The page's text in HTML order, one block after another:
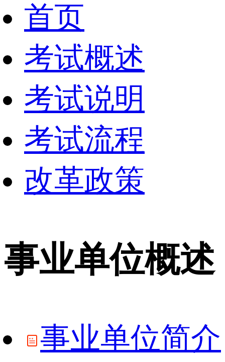
首页
考试概述
考试说明
考试流程
改革政策
事业单位概述
事业单位简介